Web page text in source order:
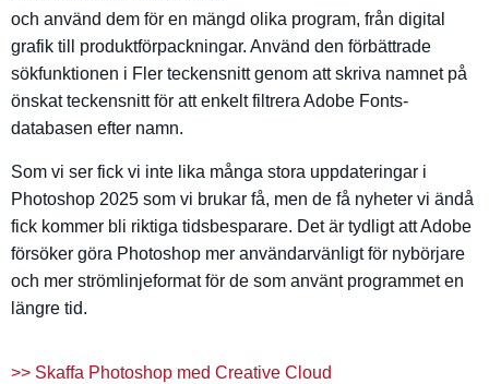
och använd dem för en mängd olika program, från digital
grafik till produktförpackningar. Använd den förbättrade
sökfunktionen i Fler teckensnitt genom att skriva namnet på
önskat teckensnitt för att enkelt filtrera Adobe Fonts-
databasen efter namn.
Som vi ser fick vi inte lika många stora uppdateringar i
Photoshop 2025 som vi brukar få, men de få nyheter vi ändå
fick kommer bli riktiga tidsbesparare. Det är tydligt att Adobe
försöker göra Photoshop mer användarvänligt för nybörjare
och mer strömlinjeformat för de som använt programmet en
längre tid.
>> Skaffa Photoshop med Creative Cloud